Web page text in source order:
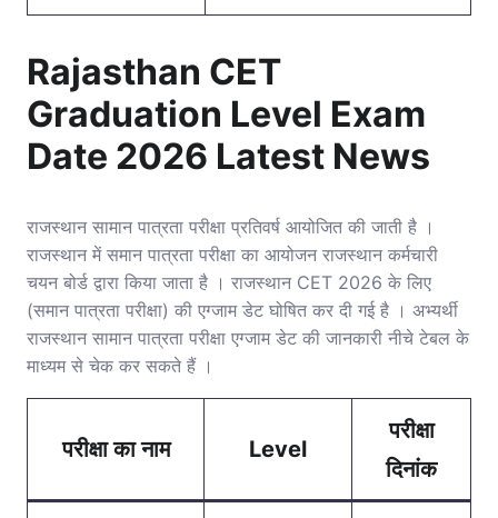
Rajasthan CET
Graduation Level Exam
Date 2026 Latest News
राजस्थान सामान पात्रता परीक्षा प्रतिवर्ष आयोजित की जाती है ।
राजस्थान में समान पात्रता परीक्षा का आयोजन राजस्थान कर्मचारी
चयन बोर्ड द्वारा किया जाता है । राजस्थान CET 2026 के लिए
(समान पात्रता परीक्षा) की एग्जाम डेट घोषित कर दी गई है । अभ्यर्थी
राजस्थान सामान पात्रता परीक्षा एग्जाम डेट की जानकारी नीचे टेबल के
माध्यम से चेक कर सकते हैं ।
परीक्षा का नाम Level
परीक्षा
दिनांक